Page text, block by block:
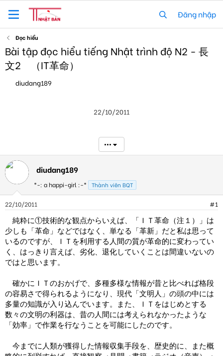
Đăng nhập
Đọc hiểu
Bài tập đọc hiểu tiếng Nhật trình độ N2 - 長
文2 （IT革命）
h
r
t
r
diudang189
22/10/2011
•••
diudang189
*-: a happi-girl :-* Thành viên BQT
22/10/2011 #1
純粋に①技術的な観点からいえば、「ＩＴ革命（注１）」は
少しも「革命」などではなく、単なる「革新」だと私は思って
いるのですが、ＩＴを利用する人間の質が革命的に変わってい
く、はっきり言えば、劣化、退化していくことは間違いないの
ではと思います。
確かにＩＴのおかげで、多種多様な情報が昔と比べれば格段
の容易さで得られるようになり、現代「文明人」の頭の中には
多量の知識が入り込んでいます。また、ＩＴをはじめとする
数々の文明の利器は、昔の人間には考えられなかったような
「効率」で作業を行なうことを可能にしたのです。
今までに人類が獲得した情報収集手段を、歴史的に、また概